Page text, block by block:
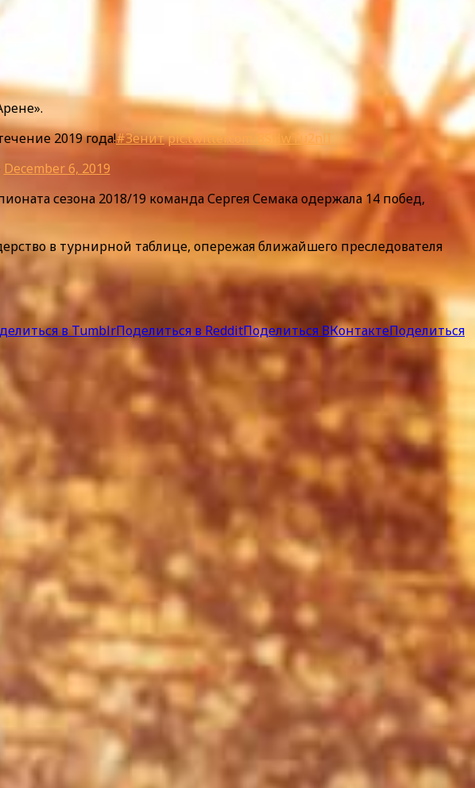
2019 года!#Зенитpic.twitter.com/8SHwTu2nlI
December 6, 2019
сезона 2018/19 команда Сергея Семака одержала 14 побед,
в турнирной таблице, опережая ближайшего преследователя
в TumblrПоделиться в RedditПоделиться ВКонтактеПоделиться